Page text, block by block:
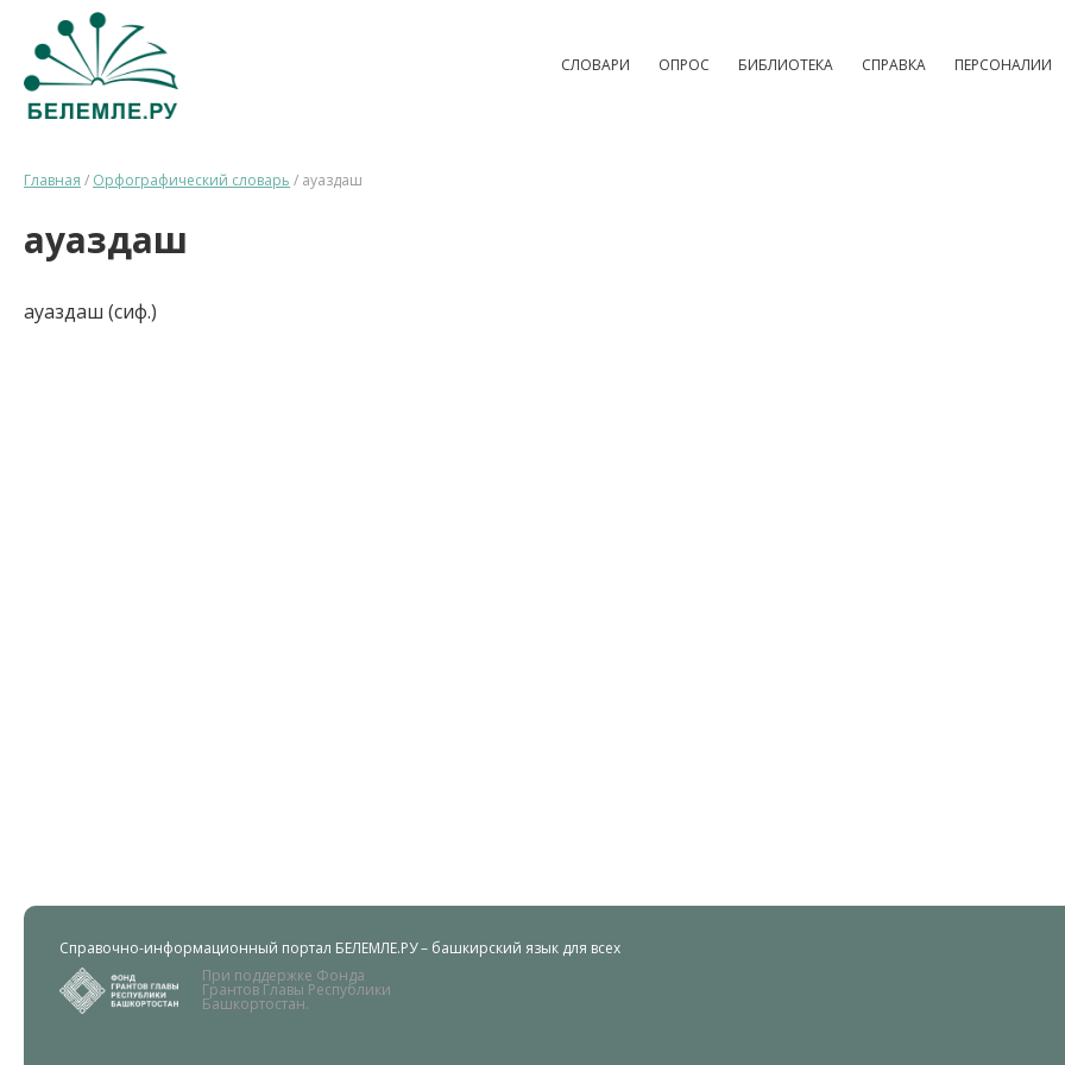
СЛОВАРИ ОПРОС БИБЛИОТЕКА СПРАВКА ПЕРСОНАЛИИ
Главная / Орфографический словарь / ауаздаш
ауаздаш
ауаздаш (сиф.)
Справочно-информационный портал БЕЛЕМЛЕ.РУ – башкирский язык для всех
При поддержке Фонда
Грантов Главы Республики
Башкортостан.